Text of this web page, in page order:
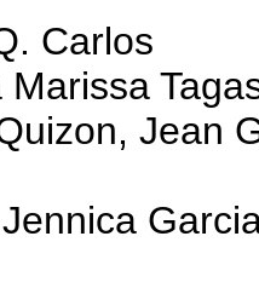
Carlos
Marissa
Jean